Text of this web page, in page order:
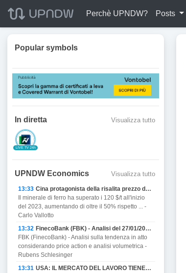
Perchè UPNDW? Posts
Popular symbols
In diretta Visualizza tutto
LIVE TV 24h
UPNDW Economics Visualizza tutto
13:33
Cina protagonista della risalita prezzo del Ferro
Il minerale di ferro ha superato i 120 $/t all'inizio
del 2023, aumentando di oltre il 50% rispetto ... -
Carlo Vallotto
13:32
FinecoBank (FBK) - Analisi del 27/01/2023
FBK (FinecoBank) - Analisi sulla tendenza in atto
considerando price action e analisi volumetrica -
Rubens Schlesinger
13:31
USA: IL MERCATO DEL LAVORO TIENE MA PROMETTE DI AFFIEVOLIRSI CON IL PIL E MINACCIA RECESSIONE.